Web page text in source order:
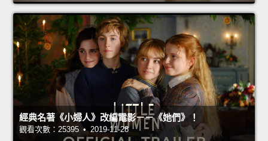
經典名著《小婦人》改編電影－－《她們》！
觀看次數：25395 • 2019-11-28